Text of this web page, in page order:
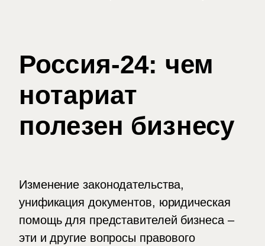
Россия-24: чем
нотариат
полезен бизнесу
Изменение законодательства,
унификация документов, юридическая
помощь для представителей бизнеса –
эти и другие вопросы правового